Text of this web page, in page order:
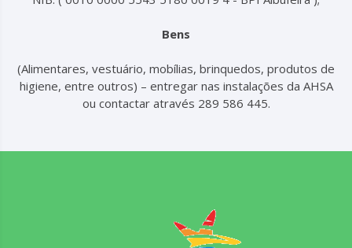
Bens
(Alimentares, vestuário, mobílias, brinquedos, produtos de
higiene, entre outros) – entregar nas instalações da AHSA
ou contactar através 289 586 445.